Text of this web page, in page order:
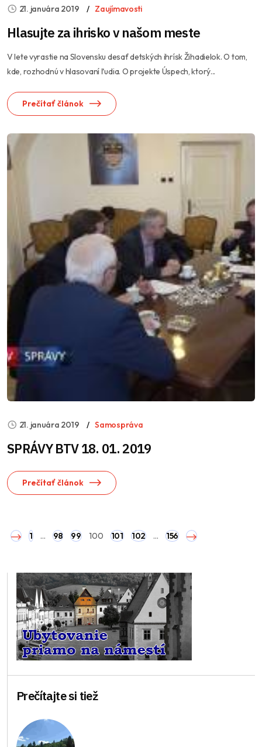
21. januára 2019 Zaujímavosti
Hlasujte za ihrisko v našom meste
V lete vyrastie na Slovensku desať detských ihrísk Žihadielok. O tom,
kde, rozhodnú v hlasovaní ľudia. O projekte Úspech, ktorý...
Prečítať článok
21. januára 2019 Samospráva
SPRÁVY BTV 18. 01. 2019
Prečítať článok
1 … 98 99 100 101 102 … 156
Prečítajte si tiež